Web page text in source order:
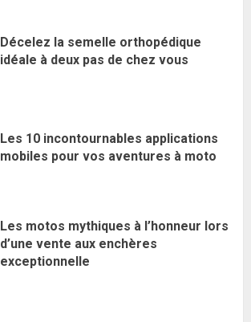
Décelez la semelle orthopédique
idéale à deux pas de chez vous
Les 10 incontournables applications
mobiles pour vos aventures à moto
Les motos mythiques à l’honneur lors
d’une vente aux enchères
exceptionnelle